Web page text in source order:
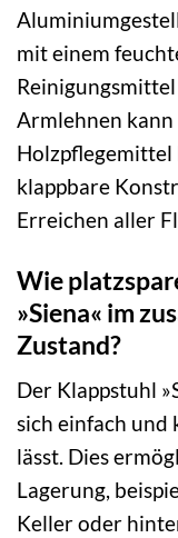
mit einem
Armlehnen
klappbare
Erreichen aller
Wie
»Siena« im
Zustand?
Der Klappstuhl
sich einfach und
lässt. Dies
Lagerung,
Keller oder